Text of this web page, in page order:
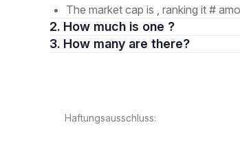
The market cap is , ranking it #
2. How much is one ?
3. How many are there?
Haftungsausschluss: